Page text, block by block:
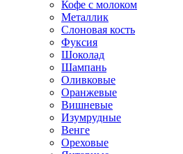
Кофе с молоком
Металлик
Слоновая кость
Фуксия
Шоколад
Шампань
Оливковые
Оранжевые
Вишневые
Изумрудные
Венге
Ореховые